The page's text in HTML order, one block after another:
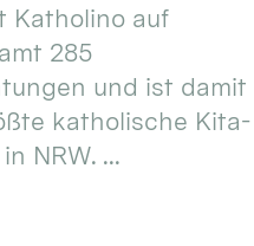
Katholino auf
285
und ist damit
katholische Kita-
NRW. ...